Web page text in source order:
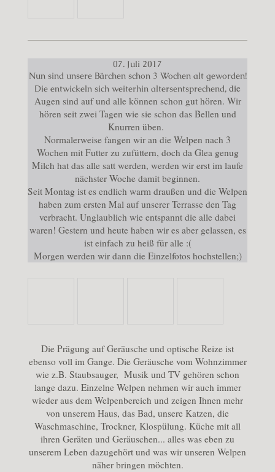
07. Juli 2017
Nun sind unsere Bärchen schon 3 Wochen alt geworden!
Die entwickeln sich weiterhin altersentsprechend, die
Augen sind auf und alle können schon gut hören. Wir
hören seit zwei Tagen wie sie schon das Bellen und
Knurren üben.
Normalerweise fangen wir an die Welpen nach 3
Wochen mit Futter zu zufüttern, doch da Glea genug
Milch hat das alle satt werden, werden wir erst im laufe
nächster Woche damit beginnen.
Seit Montag ist es endlich warm draußen und die Welpen
haben zum ersten Mal auf unserer Terrasse den Tag
verbracht. Unglaublich wie entspannt die alle dabei
waren! Gestern und heute haben wir es aber gelassen, es
ist einfach zu heiß für alle :(
Morgen werden wir dann die Einzelfotos hochstellen;)
Die Prägung auf Geräusche und optische Reize ist
ebenso voll im Gange. Die Geräusche vom Wohnzimmer
wie z.B. Staubsauger, Musik und TV gehören schon
lange dazu. Einzelne Welpen nehmen wir auch immer
wieder aus dem Welpenbereich und zeigen Ihnen mehr
von unserem Haus, das Bad, unsere Katzen, die
Waschmaschine, Trockner, Klospülung. Küche mit all
ihren Geräten und Geräuschen... alles was eben zu
unserem Leben dazugehört und was wir unseren Welpen
näher bringen möchten.